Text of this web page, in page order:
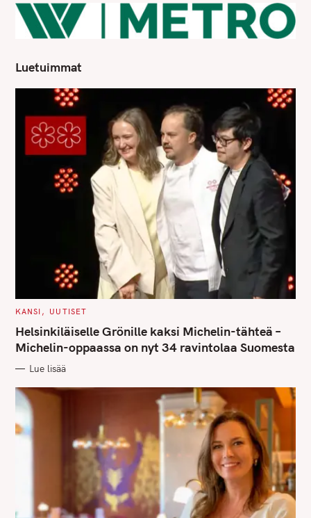
Luetuimmat
C
T
E
G
O
I
S
KANSI UUTISET
Helsinkiläiselle Grönille kaksi Michelin-tähteä –
Michelin-oppaassa on nyt 34 ravintolaa Suomesta
Lue lisää